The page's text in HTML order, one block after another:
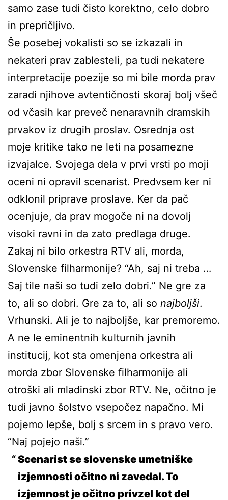
samo zase tudi čisto korektno, celo dobro
in prepričljivo.
Še posebej vokalisti so se izkazali in
nekateri prav zablesteli, pa tudi nekatere
interpretacije poezije so mi bile morda prav
zaradi njihove avtentičnosti skoraj bolj všeč
od včasih kar preveč nenaravnih dramskih
prvakov iz drugih proslav. Osrednja ost
moje kritike tako ne leti na posamezne
izvajalce. Svojega dela v prvi vrsti po moji
oceni ni opravil scenarist. Predvsem ker ni
odklonil priprave proslave. Ker da pač
ocenjuje, da prav mogoče ni na dovolj
visoki ravni in da zato predlaga druge.
Zakaj ni bilo orkestra RTV ali, morda,
Slovenske filharmonije? “Ah, saj ni treba …
Saj tile naši so tudi zelo dobri.” Ne gre za
to, ali so dobri. Gre za to, ali so najboljši.
Vrhunski. Ali je to najboljše, kar premoremo.
A ne le eminentnih kulturnih javnih
institucij, kot sta omenjena orkestra ali
morda zbor Slovenske filharmonije ali
otroški ali mladinski zbor RTV. Ne, očitno je
tudi javno šolstvo vsepočez napačno. Mi
pojemo lepše, bolj s srcem in s pravo vero.
“Naj pojejo naši.”
Scenarist se slovenske umetniške
izjemnosti očitno ni zavedal. To
izjemnost je očitno privzel kot del